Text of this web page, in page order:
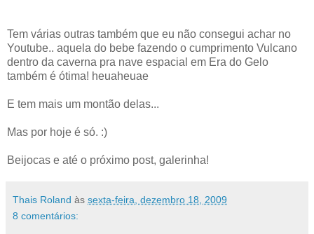
Tem várias outras também que eu não consegui achar no
Youtube.. aquela do bebe fazendo o cumprimento Vulcano
dentro da caverna pra nave espacial em Era do Gelo
também é ótima! heuaheuae
E tem mais um montão delas...
Mas por hoje é só. :)
Beijocas e até o próximo post, galerinha!
Thais Roland às sexta-feira, dezembro 18, 2009
8 comentários: